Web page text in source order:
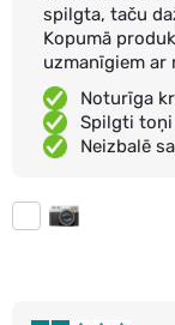
spilgta, taču
Kopumā
uzmanīgiem ar
Noturīga
Spilgti toņi
Neizbalē